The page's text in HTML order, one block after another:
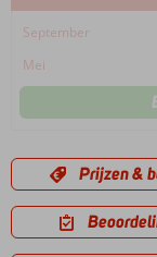
September
Mei
Prijzen &